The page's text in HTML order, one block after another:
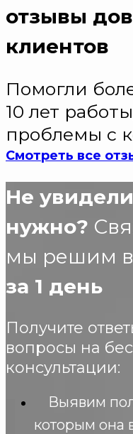
отзывы
клиентов
Помогли
10 лет
проблемы с
Смотреть все
Не
нужно?
мы решим
за 1 день
Получите
вопросы на
консультации:
Выявим
которым она